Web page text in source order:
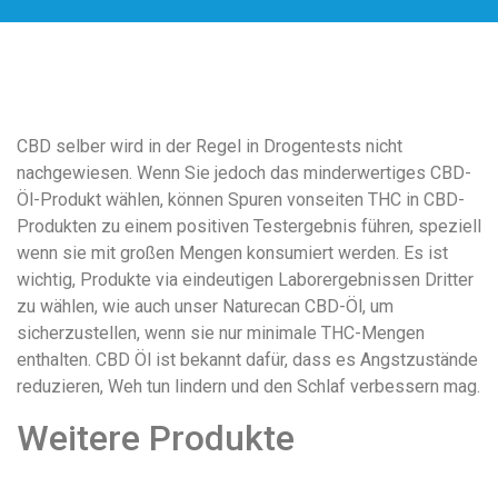
визуальное
оформление.
Среди
таких
обсуждений
игра
https://xn-
-80adioageb0aqloc.xn-
-
p1ai/
довольно
CBD selber wird in der Regel in Drogentests nicht
nachgewiesen. Wenn Sie jedoch das minderwertiges CBD-
Öl-Produkt wählen, können Spuren vonseiten THC in CBD-
Produkten zu einem positiven Testergebnis führen, speziell
wenn sie mit großen Mengen konsumiert werden. Es ist
wichtig, Produkte via eindeutigen Laborergebnissen Dritter
zu wählen, wie auch unser Naturecan CBD-Öl, um
sicherzustellen, wenn sie nur minimale THC-Mengen
enthalten. CBD Öl ist bekannt dafür, dass es Angstzustände
reduzieren, Weh tun lindern und den Schlaf verbessern mag.
Weitere Produkte